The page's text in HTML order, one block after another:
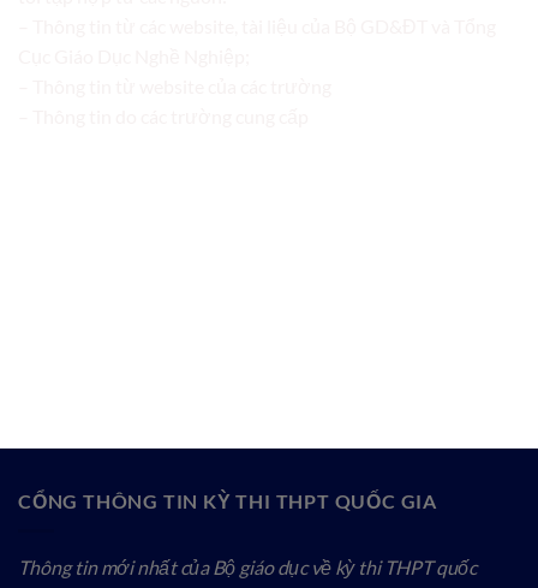
CỔNG THÔNG TIN KỲ THI THPT QUỐC GIA
Thông tin mới nhất của Bộ giáo dục về kỳ thi THPT quốc